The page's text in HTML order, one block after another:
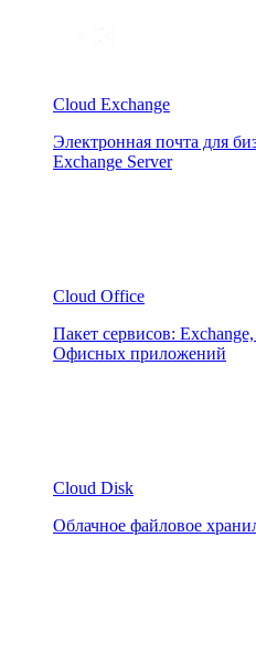
Cloud Exchange
Электронная почта для
Exchange Server
Cloud Office
Пакет сервисов:
Офисных приложений
Cloud Disk
Облачное файловое